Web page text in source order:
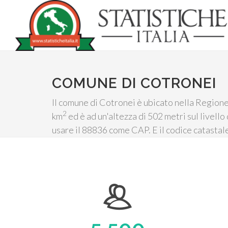
COMUNE DI COTRONEI
Il comune di Cotronei è ubicato nella
km2 ed è ad un'altezza di 502 metri sul
usare il 88836 come CAP. E il codice